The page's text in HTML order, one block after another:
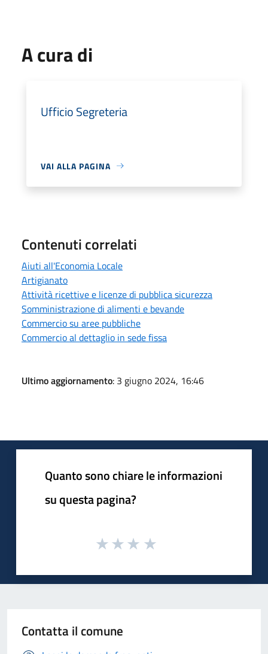
A cura di
Ufficio Segreteria
VAI ALLA PAGINA
Contenuti correlati
Aiuti all'Economia Locale
Artigianato
Attività ricettive e licenze di pubblica sicurezza
Somministrazione di alimenti e bevande
Commercio su aree pubbliche
Commercio al dettaglio in sede fissa
Ultimo aggiornamento: 3 giugno 2024, 16:46
Quanto sono chiare le informazioni
su questa pagina?
Contatta il comune